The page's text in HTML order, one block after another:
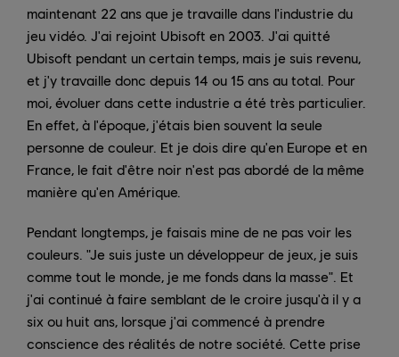
maintenant 22 ans que je travaille dans l'industrie du
jeu vidéo. J'ai rejoint Ubisoft en 2003. J'ai quitté
Ubisoft pendant un certain temps, mais je suis revenu,
et j'y travaille donc depuis 14 ou 15 ans au total. Pour
moi, évoluer dans cette industrie a été très particulier.
En effet, à l'époque, j'étais bien souvent la seule
personne de couleur. Et je dois dire qu'en Europe et en
France, le fait d'être noir n'est pas abordé de la même
manière qu'en Amérique.
Pendant longtemps, je faisais mine de ne pas voir les
couleurs. "Je suis juste un développeur de jeux, je suis
comme tout le monde, je me fonds dans la masse". Et
j'ai continué à faire semblant de le croire jusqu'à il y a
six ou huit ans, lorsque j'ai commencé à prendre
conscience des réalités de notre société. Cette prise